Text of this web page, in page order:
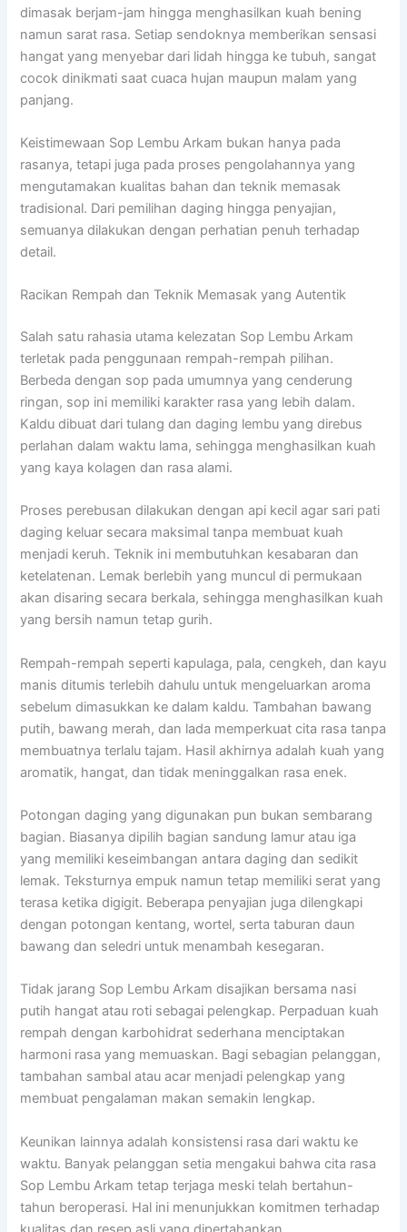
dimasak berjam-jam hingga menghasilkan kuah bening
namun sarat rasa. Setiap sendoknya memberikan sensasi
hangat yang menyebar dari lidah hingga ke tubuh, sangat
cocok dinikmati saat cuaca hujan maupun malam yang
panjang.
Keistimewaan Sop Lembu Arkam bukan hanya pada
rasanya, tetapi juga pada proses pengolahannya yang
mengutamakan kualitas bahan dan teknik memasak
tradisional. Dari pemilihan daging hingga penyajian,
semuanya dilakukan dengan perhatian penuh terhadap
detail.
Racikan Rempah dan Teknik Memasak yang Autentik
Salah satu rahasia utama kelezatan Sop Lembu Arkam
terletak pada penggunaan rempah-rempah pilihan.
Berbeda dengan sop pada umumnya yang cenderung
ringan, sop ini memiliki karakter rasa yang lebih dalam.
Kaldu dibuat dari tulang dan daging lembu yang direbus
perlahan dalam waktu lama, sehingga menghasilkan kuah
yang kaya kolagen dan rasa alami.
Proses perebusan dilakukan dengan api kecil agar sari pati
daging keluar secara maksimal tanpa membuat kuah
menjadi keruh. Teknik ini membutuhkan kesabaran dan
ketelatenan. Lemak berlebih yang muncul di permukaan
akan disaring secara berkala, sehingga menghasilkan kuah
yang bersih namun tetap gurih.
Rempah-rempah seperti kapulaga, pala, cengkeh, dan kayu
manis ditumis terlebih dahulu untuk mengeluarkan aroma
sebelum dimasukkan ke dalam kaldu. Tambahan bawang
putih, bawang merah, dan lada memperkuat cita rasa tanpa
membuatnya terlalu tajam. Hasil akhirnya adalah kuah yang
aromatik, hangat, dan tidak meninggalkan rasa enek.
Potongan daging yang digunakan pun bukan sembarang
bagian. Biasanya dipilih bagian sandung lamur atau iga
yang memiliki keseimbangan antara daging dan sedikit
lemak. Teksturnya empuk namun tetap memiliki serat yang
terasa ketika digigit. Beberapa penyajian juga dilengkapi
dengan potongan kentang, wortel, serta taburan daun
bawang dan seledri untuk menambah kesegaran.
Tidak jarang Sop Lembu Arkam disajikan bersama nasi
putih hangat atau roti sebagai pelengkap. Perpaduan kuah
rempah dengan karbohidrat sederhana menciptakan
harmoni rasa yang memuaskan. Bagi sebagian pelanggan,
tambahan sambal atau acar menjadi pelengkap yang
membuat pengalaman makan semakin lengkap.
Keunikan lainnya adalah konsistensi rasa dari waktu ke
waktu. Banyak pelanggan setia mengakui bahwa cita rasa
Sop Lembu Arkam tetap terjaga meski telah bertahun-
tahun beroperasi. Hal ini menunjukkan komitmen terhadap